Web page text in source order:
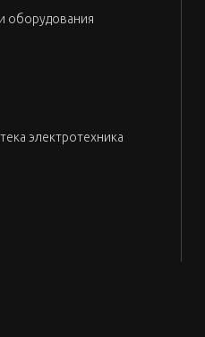
оборудования
электротехника